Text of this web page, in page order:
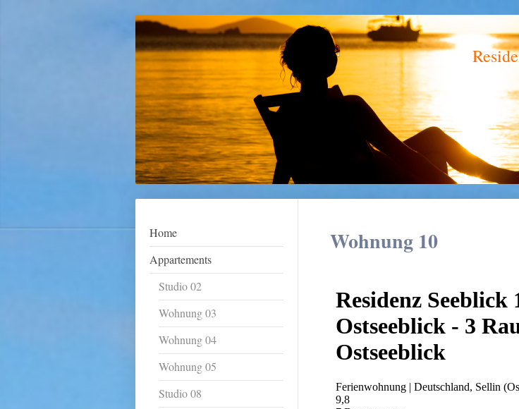
Residenz Seeblick in
Home
Appartements
Studio 02
Wohnung 03
Wohnung 04
Wohnung 05
Studio 08
Wohnung 10